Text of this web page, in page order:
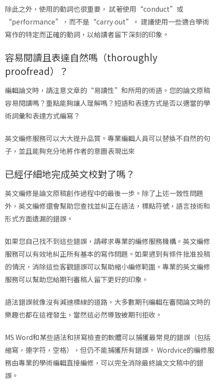
除此之外，使用的動詞也很重要， 試著使用“conduct”或
“performance”，而不是“carry out”。 建議使用一些適合學術
寫作的特定而正確的動詞，以給讀者留下深刻的印象。
容易閱讀且表達自然嗎（thoroughly
proofread）？
編輯論文時，請注意文章的“易讀性”和所用的術語。您的論文原稿
容易閱讀嗎？重點能夠讓人理解嗎？短語和表達方式是否以適當的學
術詞彙和表達方式編寫？
英文編修服務可以大大提升品質。專業編輯人員可以替換不自然的句
子，並且能夠充分地將作者的意圖表現出來
已經仔細地完成英文校對了嗎？
英文編修是論文原稿創作過程中的最後一步。除了上述一致性問題
外，英文編修還會幫助您查找並糾正在語法，標點符號，語言技術和
形式方面遺漏的錯誤。
如果您自己找不到這些錯誤，請尋求專業的編修服務機構。英文編修
服務可以有效地糾正所有基本的寫作問題。如果遇到有條件批准投稿
的情況，消除這些客觀錯誤可以幫助縮小編修範圍。專業的英文編修
服務可以幫助您給期刊審稿人留下更好的印象。
語法錯誤就像沒有減速標線的道路，大多數期刊編輯在審閱論文時的
樂趣也都在這裡發生，當然這必然導致被期刊拒收。
MS Word和某些語法和拼寫檢查的軟體可以捕獲最常見的錯誤（包括
縮寫，連字符，空格），但仍不能捕獲所有錯誤。 Wordvice的編修服
務由專業的學術編輯直接編修，可以完全消除最終論文文稿中的錯
誤。